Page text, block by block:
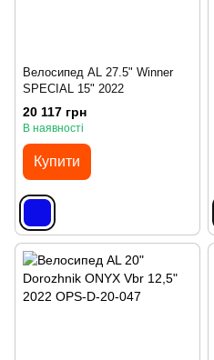
Велосипед AL 27.5" Winner
SPECIAL 15" 2022
20 117 грн
В наявності
Купити